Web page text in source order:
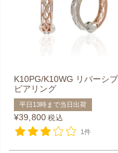
K10PG/K10WG リバーシ
ピアリング
平日13時まで当日出荷
¥39,800 税込
1件